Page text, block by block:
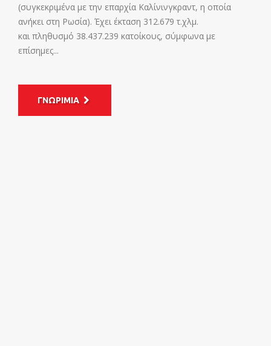
(συγκεκριμένα με την επαρχία Καλίνινγκραντ, η οποία
ανήκει στη Ρωσία). Έχει έκταση 312.679 τ.χλμ.
και πληθυσμό 38.437.239 κατοίκους, σύμφωνα με
επίσημες...
ΓΝΩΡΙΜΙΑ